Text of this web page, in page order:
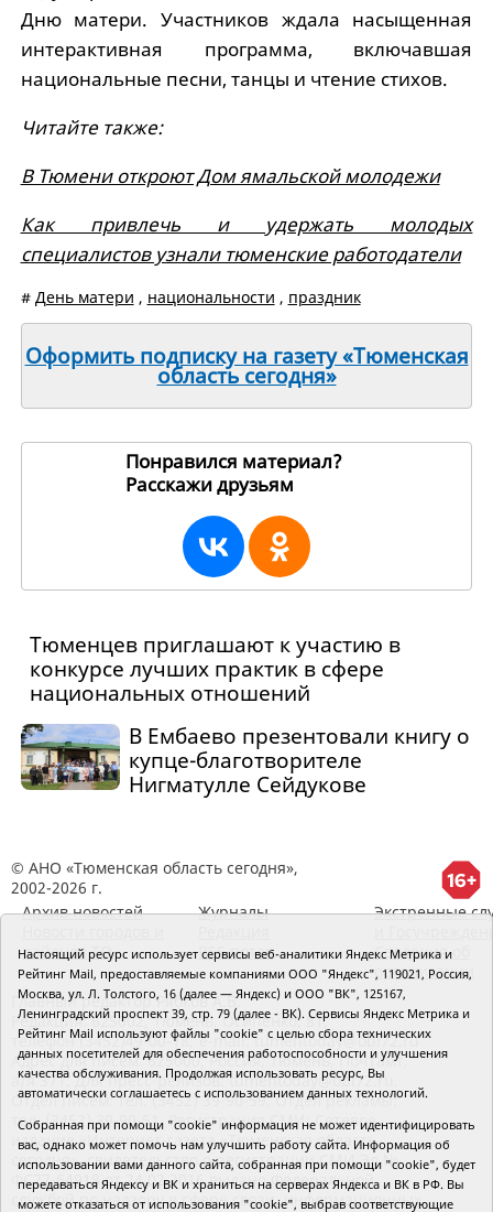
Дню матери. Участников ждала насыщенная
интерактивная программа, включавшая
национальные песни, танцы и чтение стихов.
Читайте также:
В Тюмени откроют Дом ямальской молодежи
Как привлечь и удержать молодых
специалистов узнали тюменские работодатели
# День матери , национальности , праздник
Оформить подписку на газету «Тюменская
область сегодня»
Понравился материал?
Расскажи друзьям
Тюменцев приглашают к участию в
конкурсе лучших практик в сфере
национальных отношений
В Ембаево презентовали книгу о
купце-благотворителе
Нигматулле Сейдукове
© АНО «Тюменская область сегодня»,
2002-2026 г.
Архив новостей
районов ТО
Журналы
RSS поток
Экстренные
Сведения об
организации
Главный редактор Рябков А.В.
Редакция: 625002, Тюмень, Осипенко, 81,
телефон (3452)49-00-18, e-mail: tumentoday@obl72.ru
Адрес для писем: 625000, Россия, Тюмень, Почтамт,
а/я 371. Для пресс-релизов: tumentoday@obl72.ru.
Отдел писем: тел. (3452) 39-90-59. Отдел рекламы:
тел. (3452) 39-90-51. Регистрация СМИ: Сетевое
издание «Интернет-газета «Тюменская область
сегодня», свидетельство о регистрации СМИ Эл №
ФС77-64918 от 24.02.2016 выдано Федеральной
службой по надзору в сфере связи, информационных
Настоящий ресурс использует сервисы веб-аналитики Яндекс Метрика и
Рейтинг Mail, предоставляемые компаниями ООО "Яндекс", 119021, Россия,
Москва, ул. Л. Толстого, 16 (далее — Яндекс) и ООО "ВК", 125167,
Ленинградский проспект 39, стр. 79 (далее - ВК). Сервисы Яндекс Метрика и
Рейтинг Mail используют файлы "cookie" с целью сбора технических
данных посетителей для обеспечения работоспособности и улучшения
качества обслуживания. Продолжая использовать ресурс, Вы
автоматически соглашаетесь с использованием данных технологий.
Собранная при помощи "cookie" информация не может идентифицировать
вас, однако может помочь нам улучшить работу сайта. Информация об
использовании вами данного сайта, собранная при помощи "cookie", будет
передаваться Яндексу и ВК и храниться на серверах Яндекса и ВК в РФ. Вы
можете отказаться от использования "cookie", выбрав соответствующие